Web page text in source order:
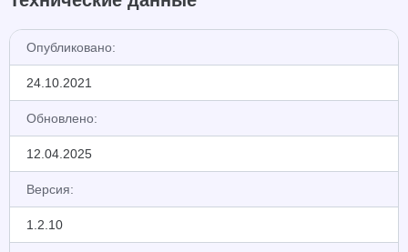
Опубликовано:
24.10.2021
Обновлено:
12.04.2025
Версия:
1.2.10